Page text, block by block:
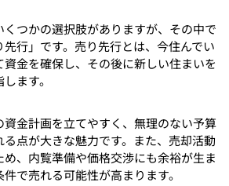
つかの選択肢がありますが、その中で
行」です。売り先行とは、今住んでい
金を確保し、その後に新しい住まいを
ます。
資金計画を立てやすく、無理のない予算
点が大きな魅力です。また、売却活動
、内覧準備や価格交渉にも余裕が生ま
で売れる可能性が高まります。